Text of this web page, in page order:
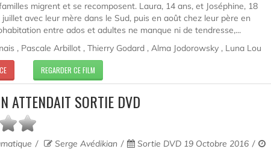
familles migrent et se recomposent. Laura, 14 ans, et Joséphine, 18
avec leur mère dans le Sud, puis en août chez leur père en
entre ados et adultes ne manque ni de tendresse,...
, Pascale Arbillot , Thierry Godard , Alma Jodorowsky , Luna Lou
REGARDER CE FILM
ATTENDAIT SORTIE DVD
Serge Avédikian
Sortie DVD 19 Octobre 2016